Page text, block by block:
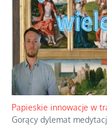
Papieskie innowacje w
Gorący dylemat